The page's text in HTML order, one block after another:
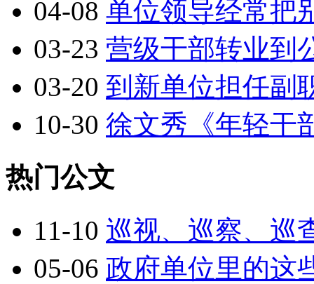
04-08 单位领导经常把
03-23 营级干部转业到
03-20 到新单位担任副
10-30 徐文秀《年轻干
热门公文
11-10 巡视、巡察、巡
05-06 政府单位里的这